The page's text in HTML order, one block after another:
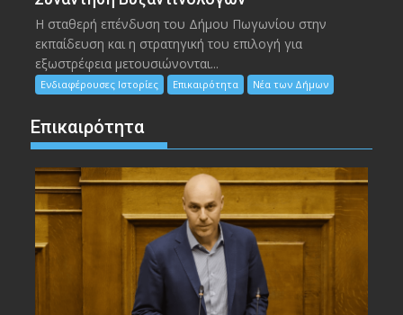
Η σταθερή επένδυση του Δήμου Πωγωνίου στην
εκπαίδευση και η στρατηγική του επιλογή για
εξωστρέφεια μετουσιώνονται...
Ενδιαφέρουσες Ιστορίες Επικαιρότητα Νέα των Δήμων
Επικαιρότητα